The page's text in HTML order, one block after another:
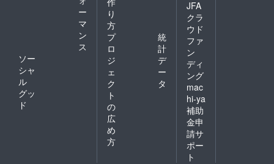
ー
マ
ン
ス
ソー
シャ
ル
グッ
ド
り
方
プ
ロ
ジ
ェ
ク
ト
の
広
め
方
統
計
デ
ー
タ
JFA
クラ
ウド
ファ
ン
ディ
ング
mac
hi-ya
補助
金申
請サ
ポー
ト